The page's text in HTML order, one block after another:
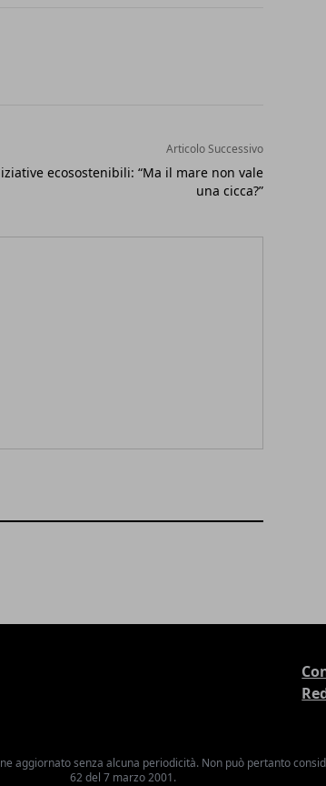
Articolo Successivo
ecosostenibili: “Ma il mare non vale
una cicca?”
aggiornato senza alcuna periodicità. Non può pertanto
62 del 7 marzo 2001.